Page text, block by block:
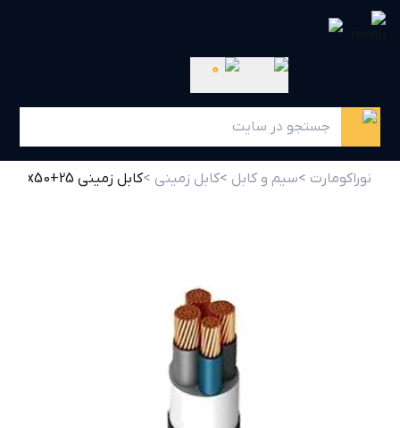
0
نوراکومارت >سیم و کابل >کابل زمینی >کابل زمینی 3x50+25 خراسان افشار نژاد